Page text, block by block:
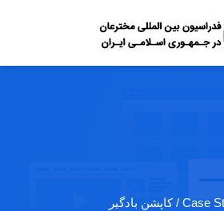
/ Case Study / کاپشن بادگیر